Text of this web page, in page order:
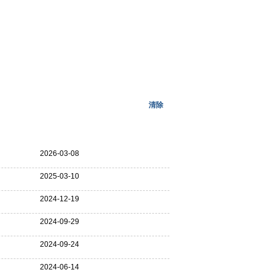
清除
2026-03-08
2025-03-10
2024-12-19
2024-09-29
2024-09-24
2024-06-14